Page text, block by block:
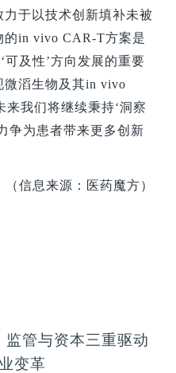
于以技术创新填补未被
的in vivo CAR-T方案是
可及性’方向发展的重要
微滔生物及其in vivo
我们将继续秉持‘洞察
争为患者带来更多创新
（信息来源：医药魔方）
管与资本三重驱动
变革